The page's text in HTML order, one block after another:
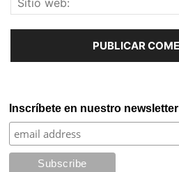
Inscríbete en nuestro newsletter